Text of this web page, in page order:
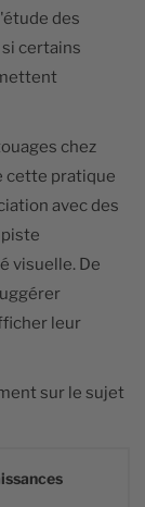
des
certains
chez
cette pratique
avec des
visuelle. De
leur
sur le sujet